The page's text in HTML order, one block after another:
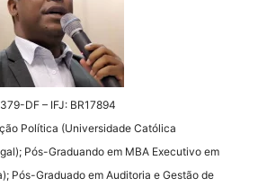
DF – IFJ: BR17894
Política (Universidade Católica
Pós-Graduando em MBA Executivo em
Pós-Graduado em Auditoria e Gestão de